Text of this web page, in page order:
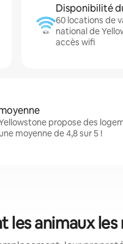
Disponibilité
60 locations de
national de
accès wifi
propose des
moyenne de 4,8 sur 5 !
les animaux